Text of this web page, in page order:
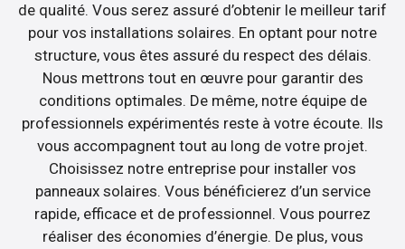
de qualité. Vous serez assuré d’obtenir le meilleur tarif
pour vos installations solaires. En optant pour notre
structure, vous êtes assuré du respect des délais.
Nous mettrons tout en œuvre pour garantir des
conditions optimales. De même, notre équipe de
professionnels expérimentés reste à votre écoute. Ils
vous accompagnent tout au long de votre projet.
Choisissez notre entreprise pour installer vos
panneaux solaires. Vous bénéficierez d’un service
rapide, efficace et de professionnel. Vous pourrez
réaliser des économies d’énergie. De plus, vous